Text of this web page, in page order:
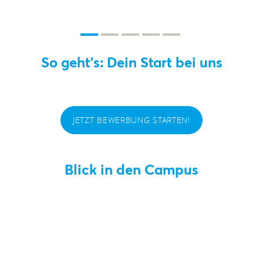
So geht's: Dein Start bei uns
JETZT BEWERBUNG STARTEN!
Blick in den Campus